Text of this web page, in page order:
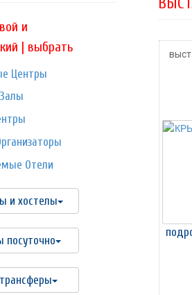
и
| выбрать
Центры
Отели
и хостелы
посуточно